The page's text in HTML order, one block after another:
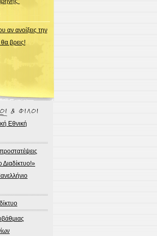
αν ανοίξεις την
βρεις!
Εθνική
Διαδίκτυο!»